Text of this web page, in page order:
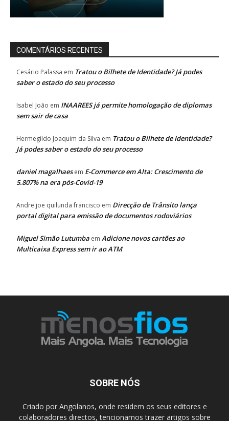
COMENTÁRIOS RECENTES
Cesário Palassa em Tratou o Bilhete de Identidade? Já podes
saber o estado do seu processo
Isabel João em INAAREES já permite homologação de diplomas
sem sair de casa
Hermegildo Joaquim da Silva em Tratou o Bilhete de Identidade?
Já podes saber o estado do seu processo
daniel magalhaesem E-Commerce em Alta: Crescimento de
5.807% na era pós-Covid-19
Andre joe quilunda francisco em Direcção de Trânsito lança
portal digital para emissão de documentos rodoviários
Miguel Simão Lutumba em Adicione novos cartões ao
Multicaixa Express sem ir ao ATM
SOBRE NÓS
Criado por Angolanos, onde residem os seus editores e
colaboradores directos, tencionamos trazer artigos sobre